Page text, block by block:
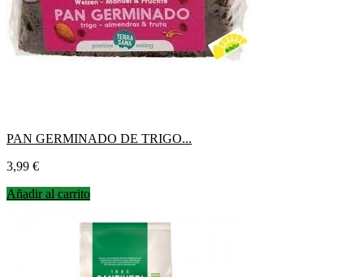
PAN GERMINADO DE TRIGO...
Precio
3,99 €
Añadir al carrito